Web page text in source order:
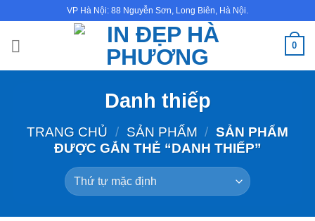
nội
VP Hà Nội: 88 Nguyễn Sơn, Long Biên, Hà Nội.
0
Danh thiếp
TRANG CHỦ / SẢN PHẨM / SẢN PHẨM
ĐƯỢC GẮN THẺ “DANH THIẾP”